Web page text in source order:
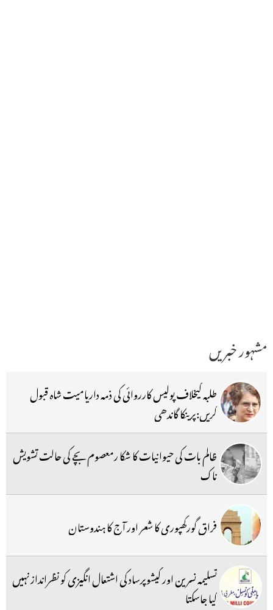
مشہور خبریں
طلبہ کیخلاف پولیس کارروائی کی ذمہ داریامیت شاہ قبول
کریں:پرینکا گاندھی
ظالم بات کی حیوانیات کا شکا رمعصوم بچے کی حالت تشویش
ناک
فراق گورکھپوری کا شعر اور آج کا ہندوستان
تسلیمہ نسرین اور کیشوپرساد کی اشتعال انگیزی کو نظرانداز نہیں
کیا جاسکتا